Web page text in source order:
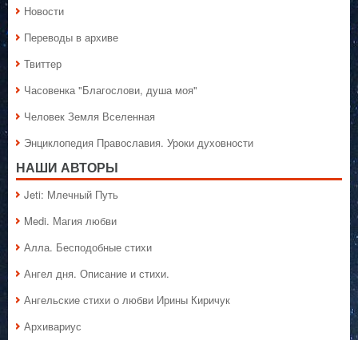
Новости
Переводы в архиве
Твиттер
Часовенка "Благослови, душа моя"
Человек Земля Вселенная
Энциклопедия Православия. Уроки духовности
НАШИ АВТОРЫ
Jeti: Млечный Путь
Medi. Магия любви
Алла. Бесподобные стихи
Ангел дня. Описание и стихи.
Ангельские стихи о любви Ирины Киричук
Архивариус